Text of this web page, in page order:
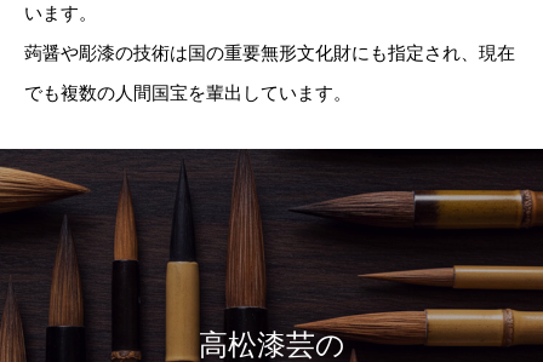
います。
蒟醤や彫漆の技術は国の重要無形文化財にも指定され、現在
でも複数の人間国宝を輩出しています。
高松漆芸の